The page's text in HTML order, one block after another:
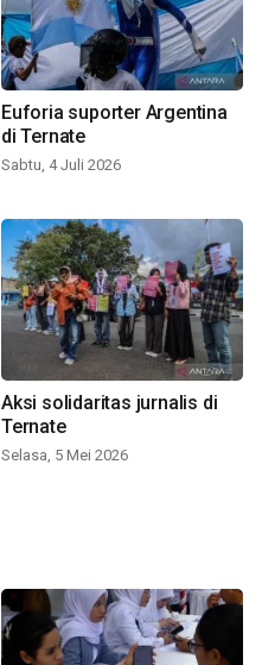
Euforia suporter Argentina
di Ternate
Sabtu, 4 Juli 2026
Aksi solidaritas jurnalis di
Ternate
Selasa, 5 Mei 2026